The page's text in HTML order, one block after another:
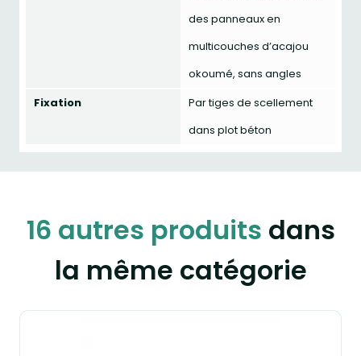
des panneaux en
multicouches d’acajou
okoumé, sans angles
Fixation
Par tiges de scellement
dans plot béton
16 autres produits dans
la même catégorie